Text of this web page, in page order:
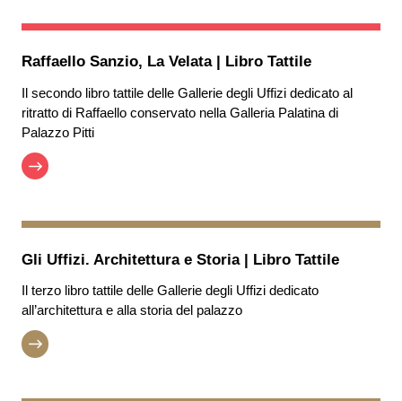
Raffaello Sanzio, La Velata | Libro Tattile
Il secondo libro tattile delle Gallerie degli Uffizi dedicato al
ritratto di Raffaello conservato nella Galleria Palatina di
Palazzo Pitti
Gli Uffizi. Architettura e Storia | Libro Tattile
Il terzo libro tattile delle Gallerie degli Uffizi dedicato
all’architettura e alla storia del palazzo